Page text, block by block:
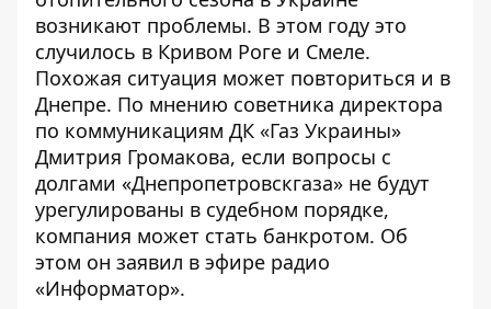
возникают проблемы. В этом году это
случилось в Кривом Роге и Смеле.
Похожая ситуация может повториться и в
Днепре. По мнению советника директора
по коммуникациям ДК «Газ Украины»
Дмитрия Громакова, если вопросы с
долгами «Днепропетровскгаза» не будут
урегулированы в судебном порядке,
компания может стать банкротом. Об
этом он заявил в эфире радио
«Информатор».